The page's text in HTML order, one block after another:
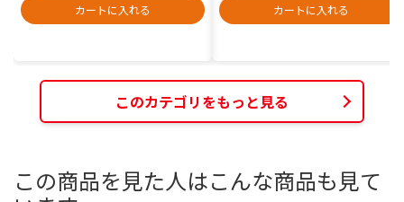
カートに入れる
カートに入れる
このカテゴリをもっと見る
この商品を見た人はこんな商品も見て